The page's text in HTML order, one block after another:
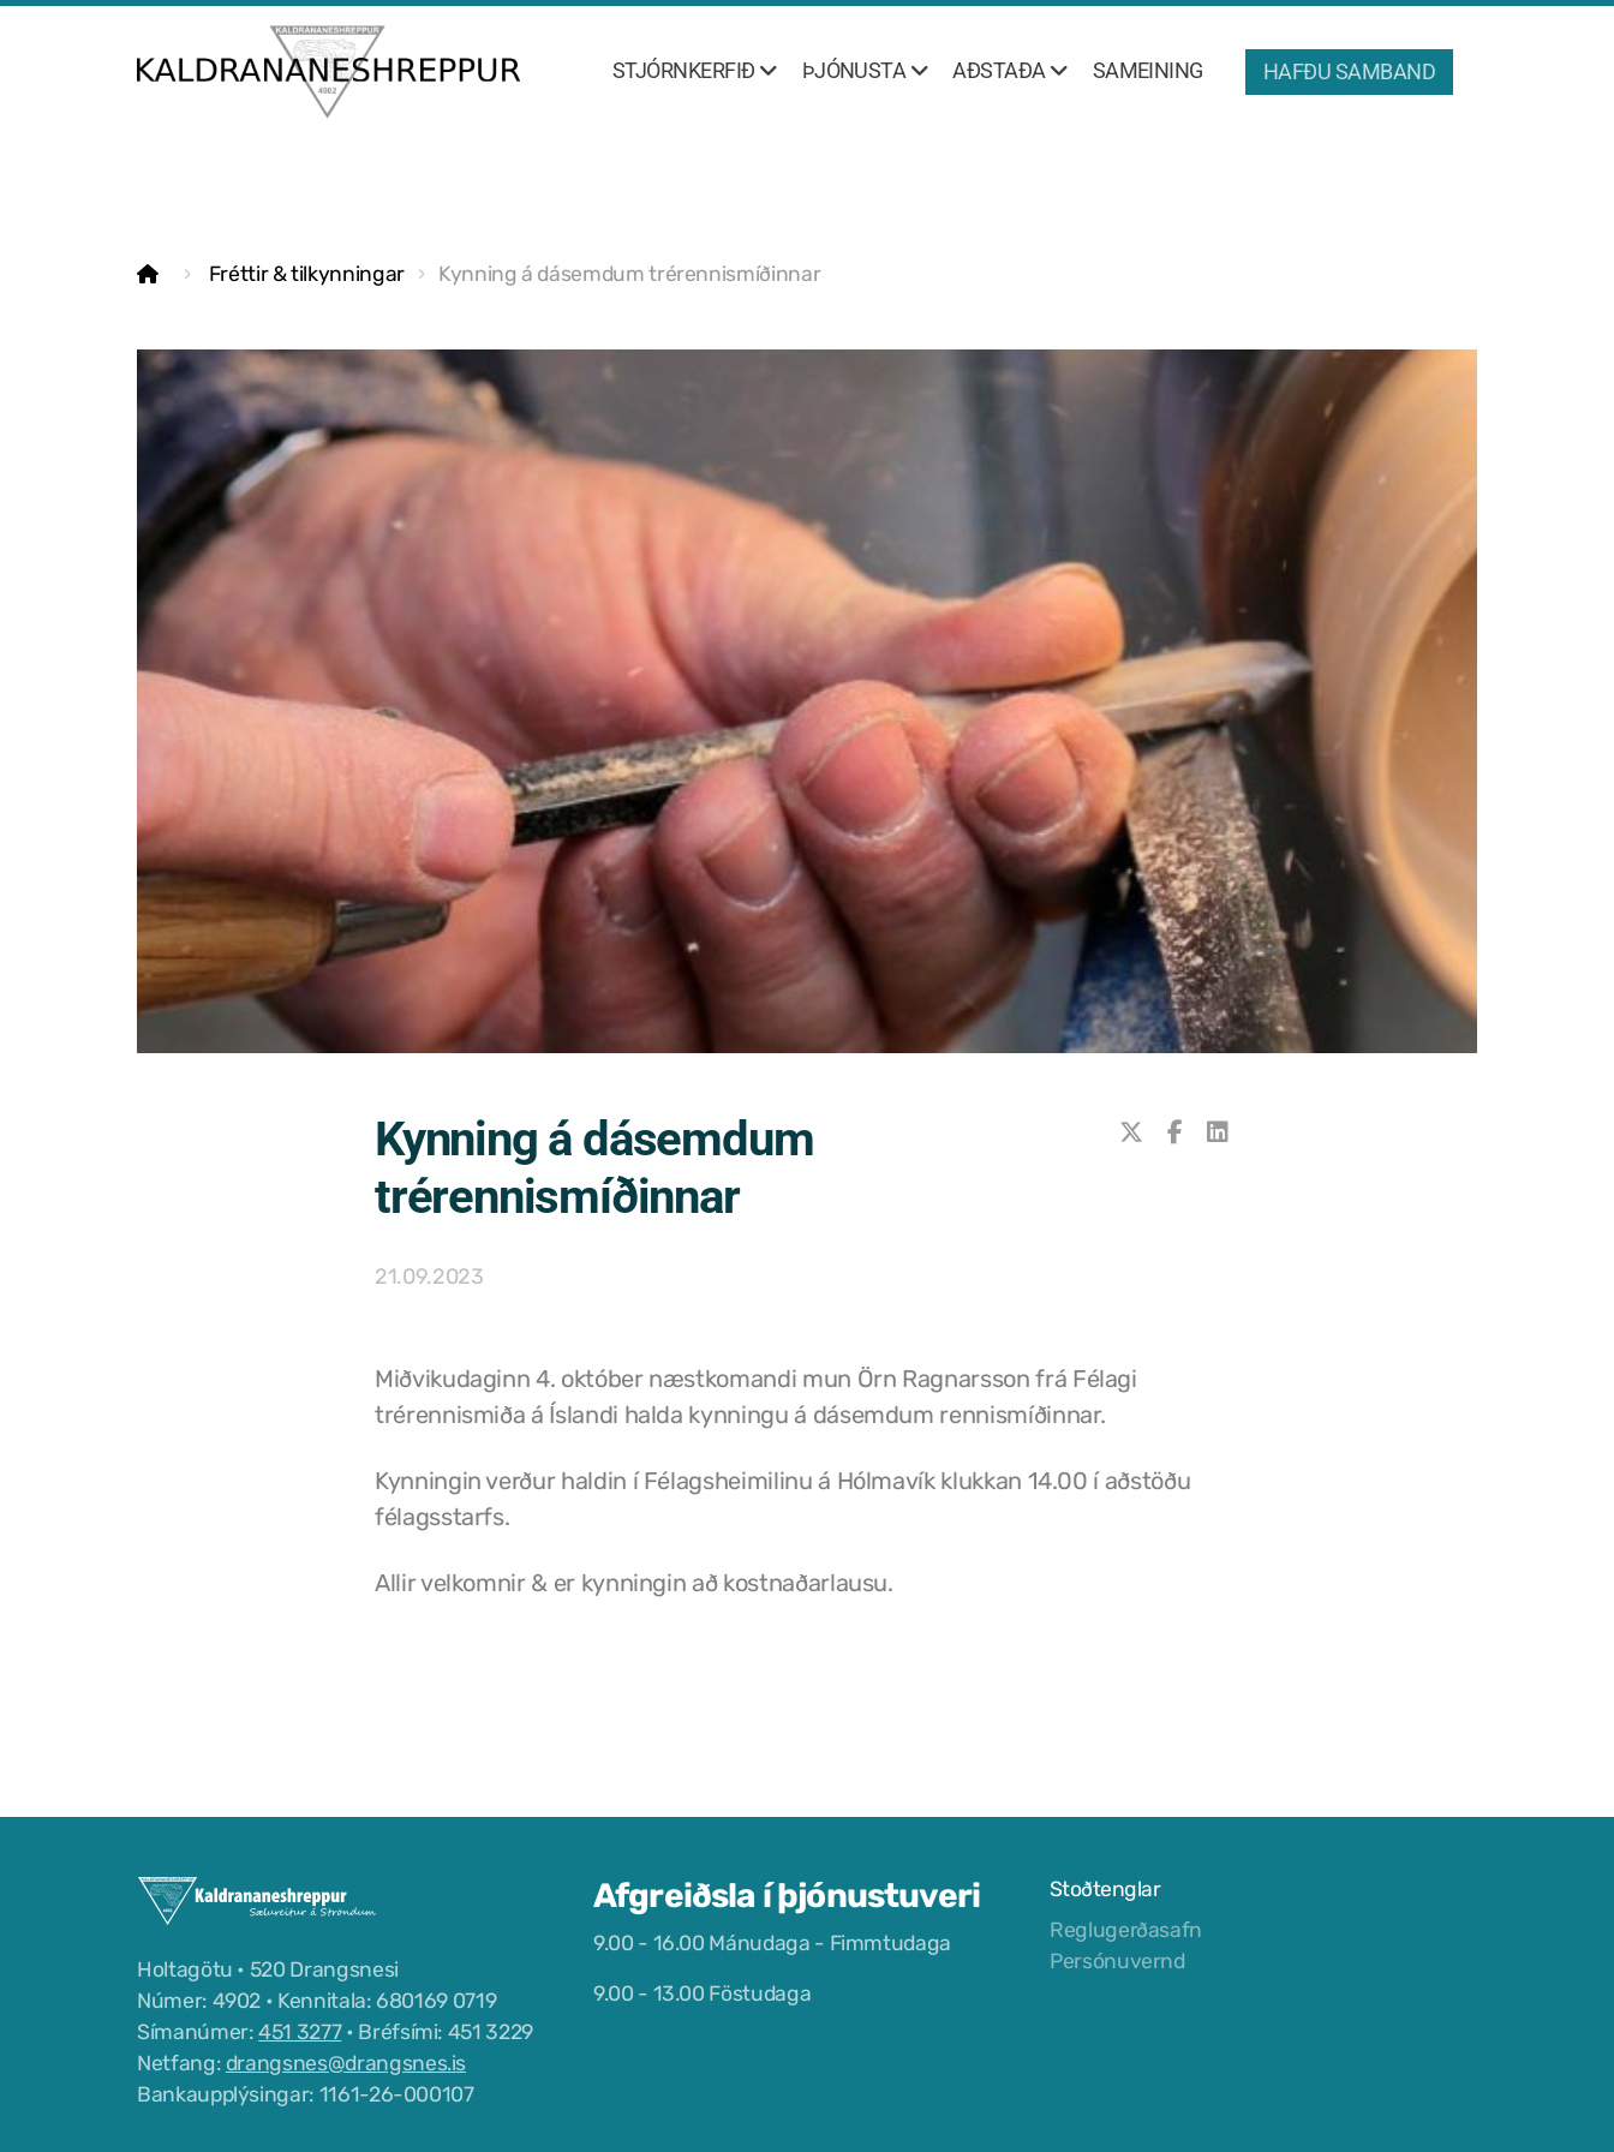
STJÓRNKERFIÐ ÞJÓNUSTA AÐSTAÐA SAMEINING HAFÐU SAMBAND
Fréttir & tilkynningar Kynning á dásemdum trérennismíðinnar
Kynning á dásemdum
trérennismíðinnar
21.09.2023
Miðvikudaginn 4. október næstkomandi mun Örn Ragnarsson frá Félagi
trérennismiða á Íslandi halda kynningu á dásemdum rennismíðinnar.
Kynningin verður haldin í Félagsheimilinu á Hólmavík klukkan 14.00 í aðstöðu
félagsstarfs.
Allir velkomnir & er kynningin að kostnaðarlausu.
Holtagötu • 520 Drangsnesi
Númer: 4902 • Kennitala: 680169 0719
Símanúmer:451 3277• Bréfsími: 451 3229
Netfang: drangsnes@drangsnes.is
Bankaupplýsingar: 1161-26-000107
Afgreiðsla í þjónustuveri
9.00 - 16.00 Mánudaga - Fimmtudaga
9.00 - 13.00 Föstudaga
Stoðtenglar
Reglugerðasafn
Persónuvernd